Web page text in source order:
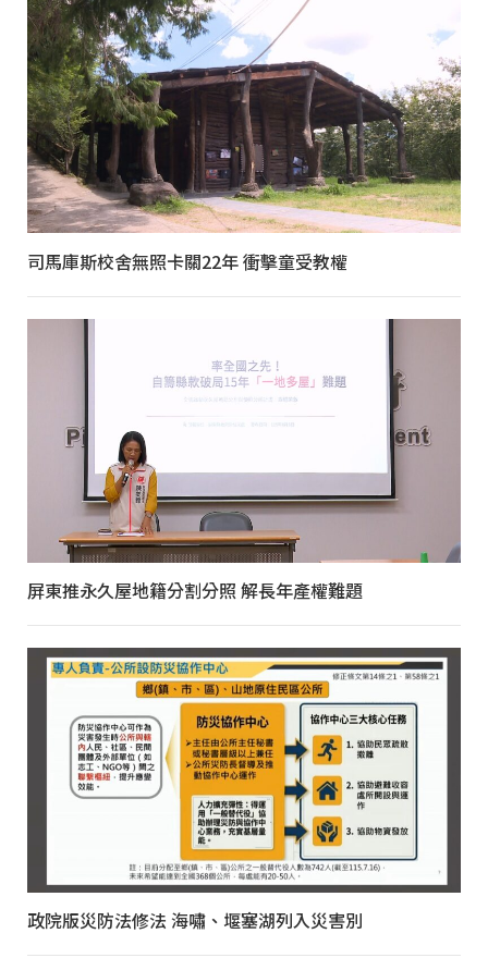
司馬庫斯校舍無照卡關22年 衝擊童受教權
屏東推永久屋地籍分割分照 解長年產權難題
政院版災防法修法 海嘯、堰塞湖列入災害別